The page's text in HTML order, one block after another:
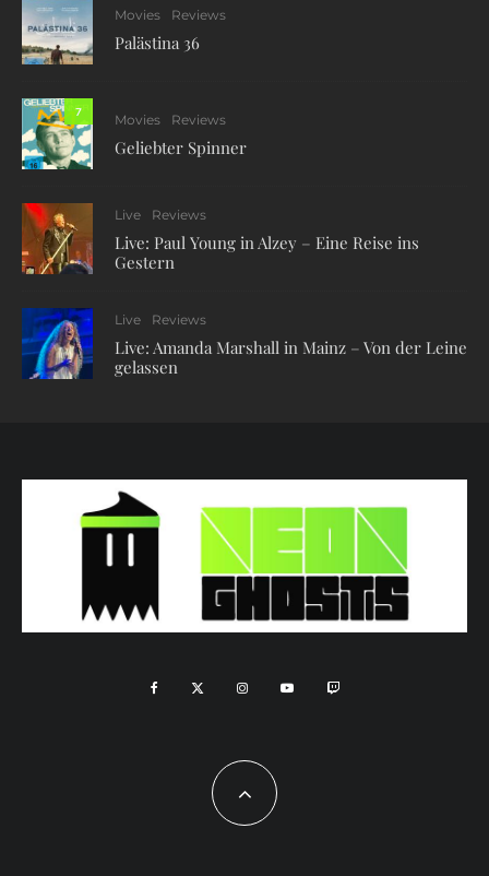
Movies Reviews
Palästina 36
7
Movies Reviews
Geliebter Spinner
Live Reviews
Live: Paul Young in Alzey – Eine Reise ins
Gestern
Live Reviews
Live: Amanda Marshall in Mainz – Von der Leine
gelassen